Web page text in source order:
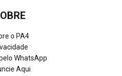
o PA4
WhatsApp
Aqui